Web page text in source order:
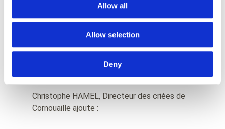
Allow all
Allow selection
Deny
fournir des solutions de traçabilité complètes
qui apportent une vraie valeur ajoutée à nos
clients.»
Christophe HAMEL, Directeur des criées de
Cornouaille ajoute :